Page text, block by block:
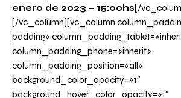
enero de 2023 – 15:00hs[/
[/vc_column][vc_column
padding»
column_padding_phone=»inherit»
column_padding_position=»all»
background_color_opacity=»1″
background_hover_color_opacity=»1″